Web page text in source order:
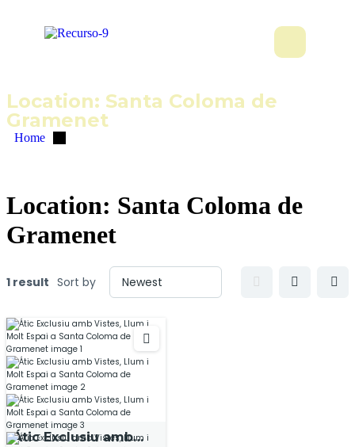
Location: Santa Coloma de
Gramenet
Home
Location: Santa Coloma de
Gramenet
1 result Sort by
Átic Exclusiu amb